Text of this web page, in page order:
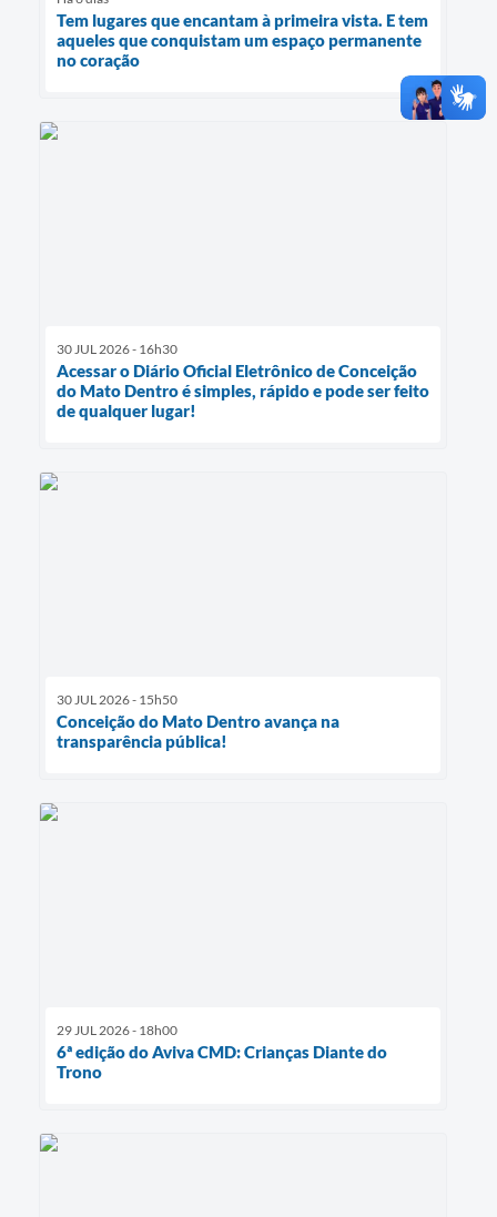
Tem lugares que encantam à primeira vista. E tem
aqueles que conquistam um espaço permanente
no coração
30 JUL 2026 - 16h30
Acessar o Diário Oficial Eletrônico de Conceição
do Mato Dentro é simples, rápido e pode ser feito
de qualquer lugar!
30 JUL 2026 - 15h50
Conceição do Mato Dentro avança na
transparência pública!
29 JUL 2026 - 18h00
6ª edição do Aviva CMD: Crianças Diante do
Trono